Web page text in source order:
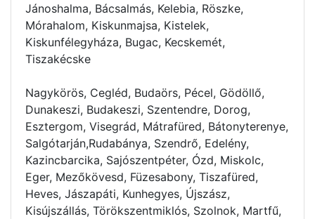
Jánoshalma, Bácsalmás, Kelebia, Röszke,
Mórahalom, Kiskunmajsa, Kistelek,
Kiskunfélegyháza, Bugac, Kecskemét,
Tiszakécske
Nagykörös, Cegléd, Budaörs, Pécel, Gödöllő,
Dunakeszi, Budakeszi, Szentendre, Dorog,
Esztergom, Visegrád, Mátrafüred, Bátonyterenye,
Salgótarján,Rudabánya, Szendrő, Edelény,
Kazincbarcika, Sajószentpéter, Ózd, Miskolc,
Eger, Mezőkövesd, Füzesabony, Tiszafüred,
Heves, Jászapáti, Kunhegyes, Újszász,
Kisújszállás, Törökszentmiklós, Szolnok, Martfű,